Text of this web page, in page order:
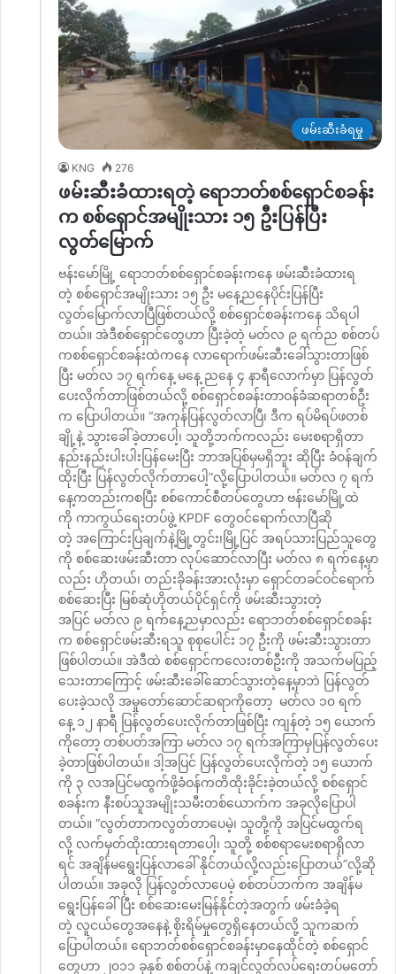
ဖမ်းဆီးခံရမှု
KNG 276
ဖမ်းဆီးခံထားရတဲ့ ရောဘတ်စစ်ရှောင်စခန်း
က စစ်ရှောင်အမျိုးသား ၁၅ ဦးပြန်ပြီး
လွတ်မြောက်
ဗန်းမော်မြို့ ရောဘတ်စစ်ရှောင်စခန်းကနေ ဖမ်းဆီးခံထားရ
တဲ့ စစ်ရှောင်အမျိုးသား ၁၅ ဦး မနေ့ညနေပိုင်းပြန်ပြီး
လွတ်မြောက်လာပြီဖြစ်တယ်လို့ စစ်ရှောင်စခန်းကနေ သိရပါ
တယ်။ အဲဒီစစ်ရှောင်တွေဟာ ပြီးခဲ့တဲ့ မတ်လ ၉ ရက်ည စစ်တပ်
ကစစ်ရှောင်စခန်းထဲကနေ လာရောက်ဖမ်းဆီးခေါ်သွားတာဖြစ်
ပြီး မတ်လ ၁၇ ရက်နေ့ မနေ့ ညနေ ၄ နာရီလောက်မှာ ပြန်လွတ်
ပေးလိုက်တာဖြစ်တယ်လို့ စစ်ရှောင်စခန်းတာဝန်ခံဆရာတစ်ဦး
က ပြောပါတယ်။ “အကုန်ပြန်လွတ်လာပြီ၊ ဒီက ရပ်မိရပ်ဖတစ်
ချို့နဲ့ သွားခေါ်ခဲ့တာပေါ့၊ သူတို့ဘက်ကလည်း မေးစရာရှိတာ
နည်းနည်းပါးပါးပြန်မေးပြီး ဘာအပြစ်မှမရှိဘူး ဆိုပြီး ခံဝန်ချက်
ထိုးပြီး ပြန်လွတ်လိုက်တာပေါ့”လို့ပြောပါတယ်။ မတ်လ ၇ ရက်
နေ့ကတည်းကစပြီး စစ်ကောင်စီတပ်တွေဟာ ဗန်းမော်မြို့ထဲ
ကို ကာကွယ်ရေးတပ်ဖွဲ့ KPDF တွေဝင်ရောက်လာပြီဆို
တဲ့ အကြောင်းပြချက်နဲ့မြို့တွင်း၊မြို့ပြင် အရပ်သားပြည်သူတွေ
ကို စစ်ဆေးဖမ်းဆီးတာ လုပ်ဆောင်လာပြီး မတ်လ ၈ ရက်နေ့မှာ
လည်း ဟိုတယ်၊ တည်းခိုခန်းအားလုံးမှာ ရှောင်တခင်ဝင်ရောက်
စစ်ဆေးပြီး မြစ်ဆုံဟိုတယ်ပိုင်ရှင်ကို ဖမ်းဆီးသွားတဲ့
အပြင် မတ်လ ၉ ရက်နေ့ညမှာလည်း ရောဘတ်စစ်ရှောင်စခန်း
က စစ်ရှောင်ဖမ်းဆီးရသူ စုစုပေါင်း ၁၇ ဦးကို ဖမ်းဆီးသွားတာ
ဖြစ်ပါတယ်။ အဲဒီထဲ စစ်ရှောင်ကလေးတစ်ဦးကို အသက်မပြည့်
သေးတာကြောင့် ဖမ်းဆီးခေါ်ဆောင်သွားတဲ့နေ့မှာဘဲ ပြန်လွတ်
ပေးခဲ့သလို အမှုတော်ဆောင်ဆရာကိုတော့ မတ်လ ၁၀ ရက်
နေ့ ၁၂ နာရီ ပြန်လွတ်ပေးလိုက်တာဖြစ်ပြီး ကျန်တဲ့ ၁၅ ယောက်
ကိုတော့ တစ်ပတ်အကြာ မတ်လ ၁၇ ရက်အကြာမှပြန်လွတ်ပေး
ခဲ့တာဖြစ်ပါတယ်။ ဒါ့အပြင် ပြန်လွတ်ပေးလိုက်တဲ့ ၁၅ ယောက်
ကို ၃ လအပြင်မထွက်ဖို့ခံဝန်ကတိထိုးခိုင်းခဲ့တယ်လို့ စစ်ရှောင်
စခန်းက နီးစပ်သူအမျိုးသမီးတစ်ယောက်က အခုလိုပြောပါ
တယ်။ “လွတ်တာကလွတ်တာပေမဲ့၊ သူတို့ကို အပြင်မထွက်ရ
လို့ လက်မှတ်ထိုးထားရတာပေါ့၊ သူတို့ စစ်စရာမေးစရာရှိလာ
ရင် အချိန်မရွေးပြန်လာခေါ် နိုင်တယ်လို့လည်းပြောတယ်”လို့ဆို
ပါတယ်။ အခုလို ပြန်လွတ်လာပေမဲ့ စစ်တပ်ဘက်က အချိန်မ
ရွေးပြန်ခေါ်ပြီး စစ်ဆေးမေးမြန်နိုင်တဲ့အတွက် ဖမ်းခံခဲ့ရ
တဲ့ လူငယ်တွေအနေနဲ့ စိုးရိမ်မှုတွေရှိနေတယ်လို့ သူကဆက်
ပြောပါတယ်။ ရောဘတ်စစ်ရှောင်စခန်းမှာနေထိုင်တဲ့ စစ်ရှောင်
တွေဟာ ၂၀၁၁ ခုနှစ် စစ်တပ်နဲ့ ကချင်လွတ်လပ်ရေးတပ်မတော်